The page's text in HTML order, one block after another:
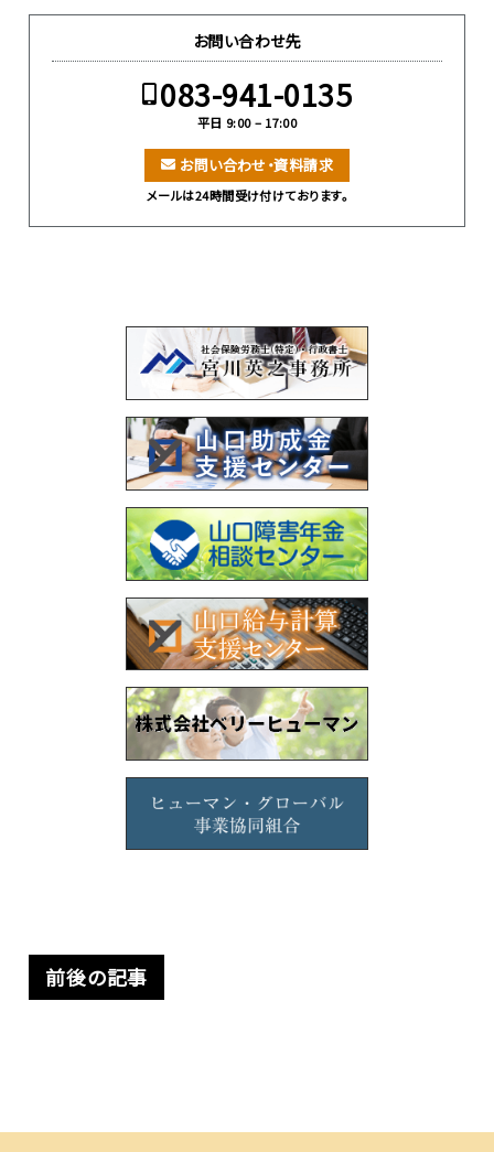
お問い合わせ先
083-941-0135
平日 9:00 – 17:00
お問い合わせ・資料請求
メールは24時間受け付けております。
前後の記事